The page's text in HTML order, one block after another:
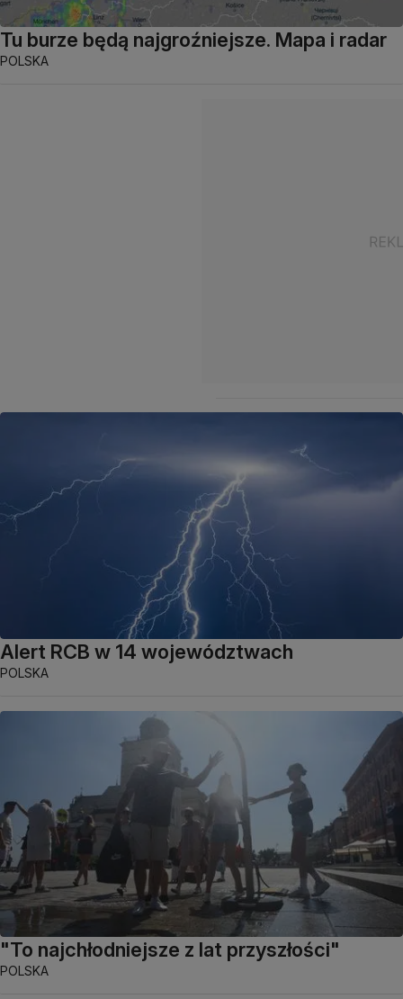
Tu burze będą najgroźniejsze. Mapa i radar
POLSKA
Alert RCB w 14 województwach
POLSKA
"To najchłodniejsze z lat przyszłości"
POLSKA